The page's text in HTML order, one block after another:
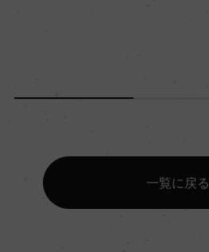
一覧に戻る